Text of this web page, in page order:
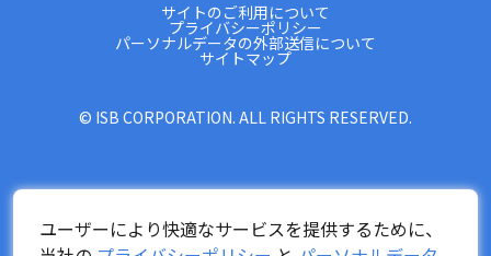
ユーザーにより快適なサービスを提供するために、
サイトのご利用について
プライバシーポリシー
パーソナルデータの外部送信について
サイトマップ
© ISB CORPORATION. ALL RIGHTS RESERVED.